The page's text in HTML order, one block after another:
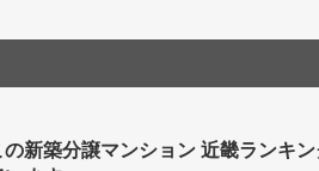
の新築分譲マンション 近畿ランキ